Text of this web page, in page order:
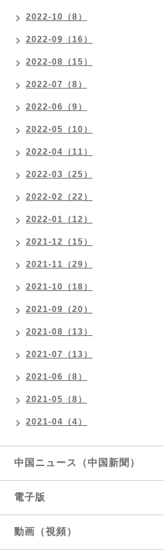
2022-10（8）
2022-09（16）
2022-08（15）
2022-07（8）
2022-06（9）
2022-05（10）
2022-04（11）
2022-03（25）
2022-02（22）
2022-01（12）
2021-12（15）
2021-11（29）
2021-10（18）
2021-09（20）
2021-08（13）
2021-07（13）
2021-06（8）
2021-05（8）
2021-04（4）
中国ニュース（中国新聞）
電子版
動画（視頻）